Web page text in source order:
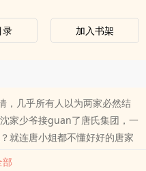
录 加入书架
，几乎所有人以为两家必然结
家少爷接guan了唐氏集团，一
就连唐小姐都不懂好好的唐家
离破碎。可怜沈少爷苦苦等十
部